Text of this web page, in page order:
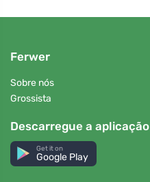
Ferwer
Sobre nós
Grossista
Descarregue a aplicação
Get it on
Google Play